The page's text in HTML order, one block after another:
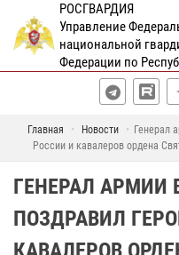
РОСГВАРДИЯ
Управление
национальной
Федерации по
Главная Новости
Генерал
России и кавалеров ордена
ГЕНЕРАЛ АРМИИ
ПОЗДРАВИЛ